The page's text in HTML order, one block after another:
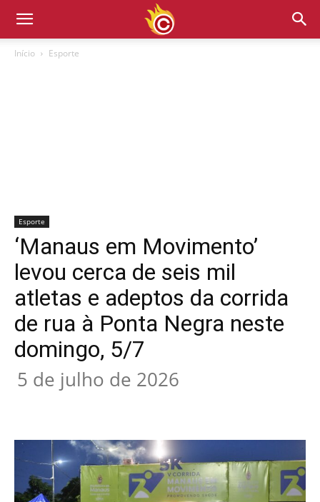
Início Esporte
Esporte
‘Manaus em Movimento’
levou cerca de seis mil
atletas e adeptos da corrida
de rua à Ponta Negra neste
domingo, 5/7
5 de julho de 2026